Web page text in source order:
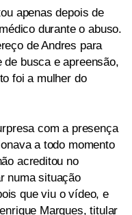
apenas depois de
durante o abuso.
de Andres para
busca e apreensão,
foi a mulher do
com a presença
a todo momento
acreditou no
numa situação
que viu o vídeo, e
Marques, titular